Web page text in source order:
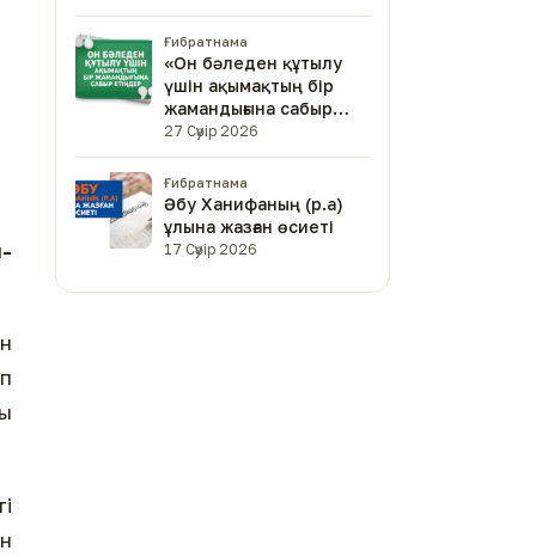
Ғибратнама
«Он бәледен құтылу
үшін ақымақтың бір
жамандығына сабыр
етіңдер»
27 Сәуір 2026
Ғибратнама
Әбу Ханифаның (р.а)
ұлына жазған өсиеті
17 Сәуір 2026